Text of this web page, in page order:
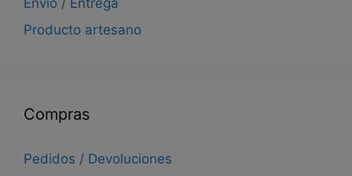
Envío / Entrega
Producto artesano
Compras
Pedidos / Devoluciones